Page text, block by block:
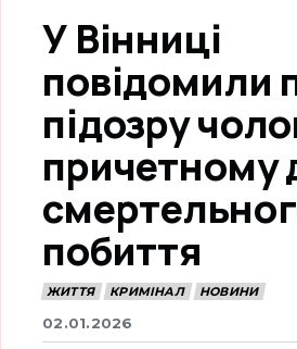
У Вінниці
повідомили
підозру
причетному
побиття
ЖИТТЯ КРИМІНАЛ НОВИНИ
02.01.2026